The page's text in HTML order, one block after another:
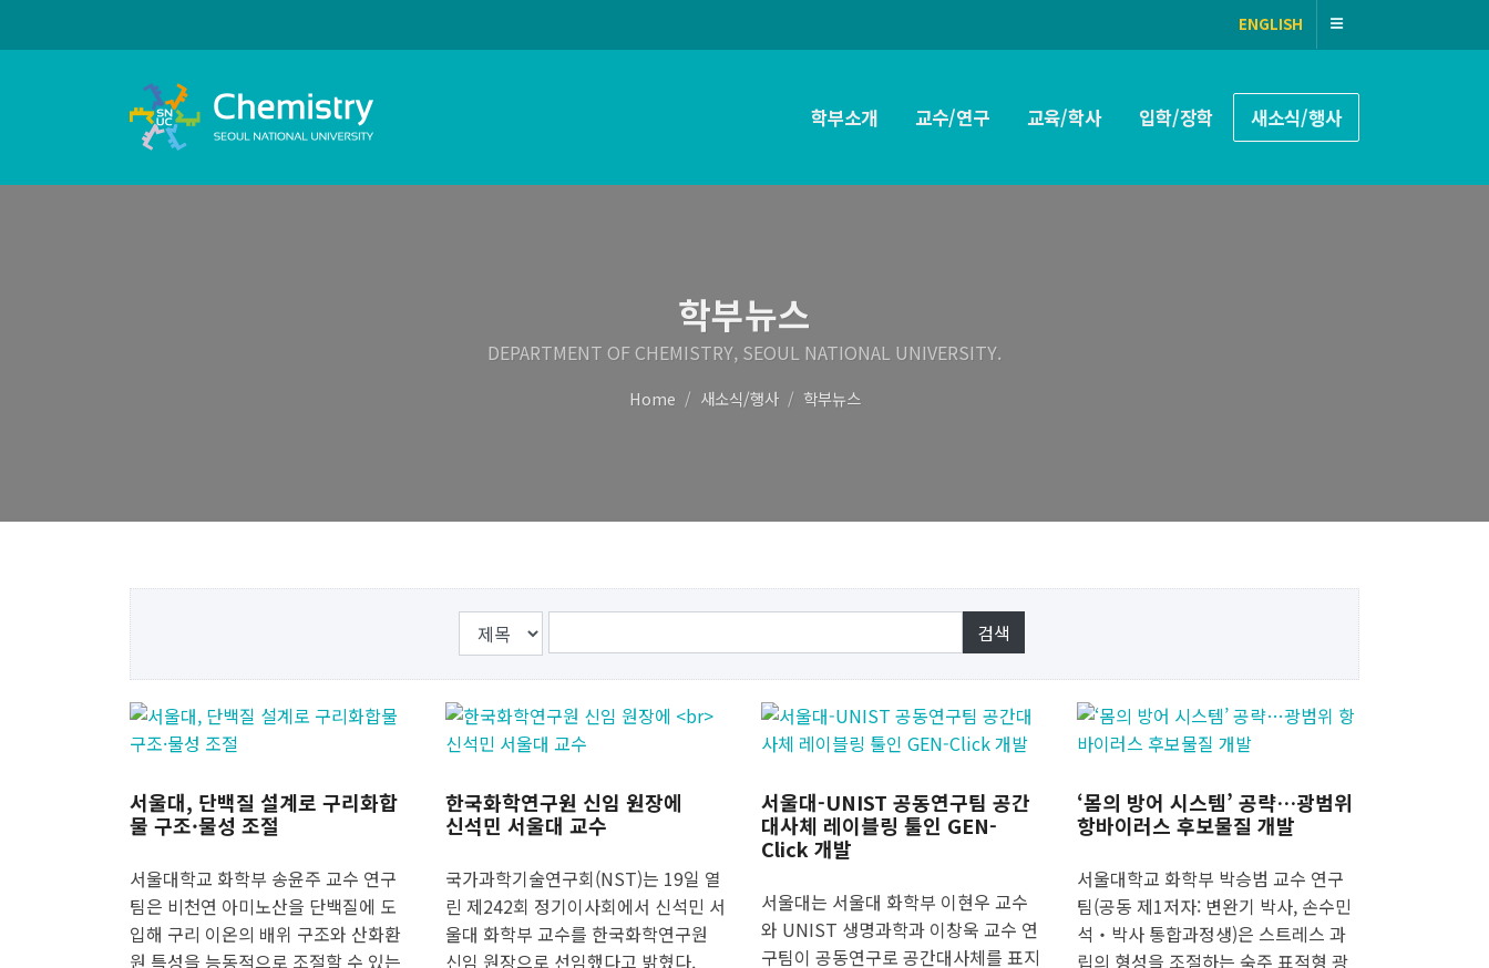
ENGLISH
학부소개 교수/연구 교육/학사 입학/장학 새소식/행사
학부뉴스
DEPARTMENT OF CHEMISTRY, SEOUL NATIONAL UNIVERSITY.
Home 새소식/행사 학부뉴스
서울대, 단백질 설계로 구리화합
물 구조·물성 조절
서울대학교 화학부 송윤주 교수 연구
팀은 비천연 아미노산을 단백질에 도
입해 구리 이온의 배위 구조와 산화환
원 특성을 능동적으로 조절할 수 있는
한국화학연구원 신임 원장에
신석민 서울대 교수
국가과학기술연구회(NST)는 19일 열
린 제242회 정기이사회에서 신석민 서
울대 화학부 교수를 한국화학연구원
신임 원장으로 선임했다고 밝혔다.
서울대-UNIST 공동연구팀 공간
대사체 레이블링 툴인 GEN-
Click 개발
서울대는 서울대 화학부 이현우 교수
와 UNIST 생명과학과 이창욱 교수 연
구팀이 공동연구로 공간대사체를 표지
‘몸의 방어 시스템’ 공략…광범위
항바이러스 후보물질 개발
서울대학교 화학부 박승범 교수 연구
팀(공동 제1저자: 변완기 박사, 손수민
석‧박사 통합과정생)은 스트레스 과
립의 형성을 조절하는 숙주 표적형 광